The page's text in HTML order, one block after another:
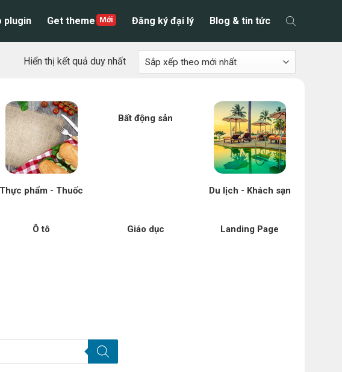
plugin Get theme Đăng ký đại lý Blog & tin tức
Hiển thị kết quả duy nhất
Thực phẩm - Thuốc
Bất động sản
Du lịch - Khách sạn
Ô tô Giáo dục Landing Page